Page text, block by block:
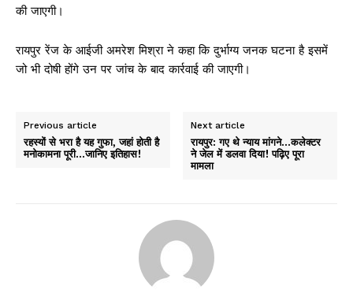
की जाएगी।
रायपुर रेंज के आईजी अमरेश मिश्रा ने कहा कि दुर्भाग्य जनक घटना है इसमें
जो भी दोषी होंगे उन पर जांच के बाद कार्रवाई की जाएगी।
Previous article
रहस्यों से भरा है यह गुफा, जहां होती है
मनोकामना पूरी…जानिए इतिहास!
Next article
रायपुर: गए थे न्याय मांगने…कलेक्टर
ने जेल में डलवा दिया! पढ़िए पूरा
मामला